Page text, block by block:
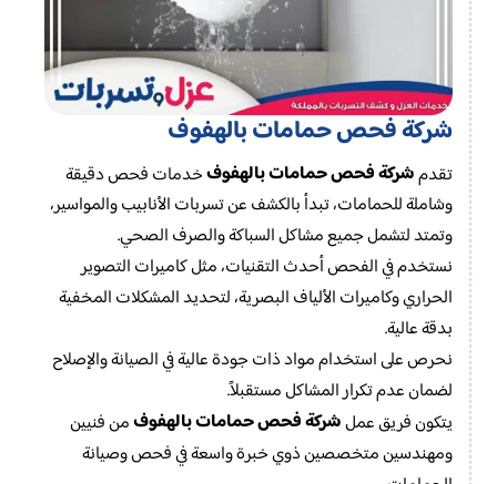
شركة فحص حمامات بالهفوف
تقدمشركة فحص حمامات بالهفوفخدمات فحص دقيقة
وشاملة للحمامات، تبدأ بالكشف عن تسربات الأنابيب والمواسير،
وتمتد لتشمل جميع مشاكل السباكة والصرف الصحي.
نستخدم في الفحص أحدث التقنيات، مثل كاميرات التصوير
الحراري وكاميرات الألياف البصرية، لتحديد المشكلات المخفية
بدقة عالية.
نحرص على استخدام مواد ذات جودة عالية في الصيانة والإصلاح
لضمان عدم تكرار المشاكل مستقبلاً.
يتكون فريق عملشركة فحص حمامات بالهفوفمن فنيين
ومهندسين متخصصين ذوي خبرة واسعة في فحص وصيانة